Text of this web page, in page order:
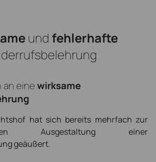
und fehlerhafte
an einewirksame
hat sich bereits mehrfach zur
Ausgestaltung einer
geäußert.